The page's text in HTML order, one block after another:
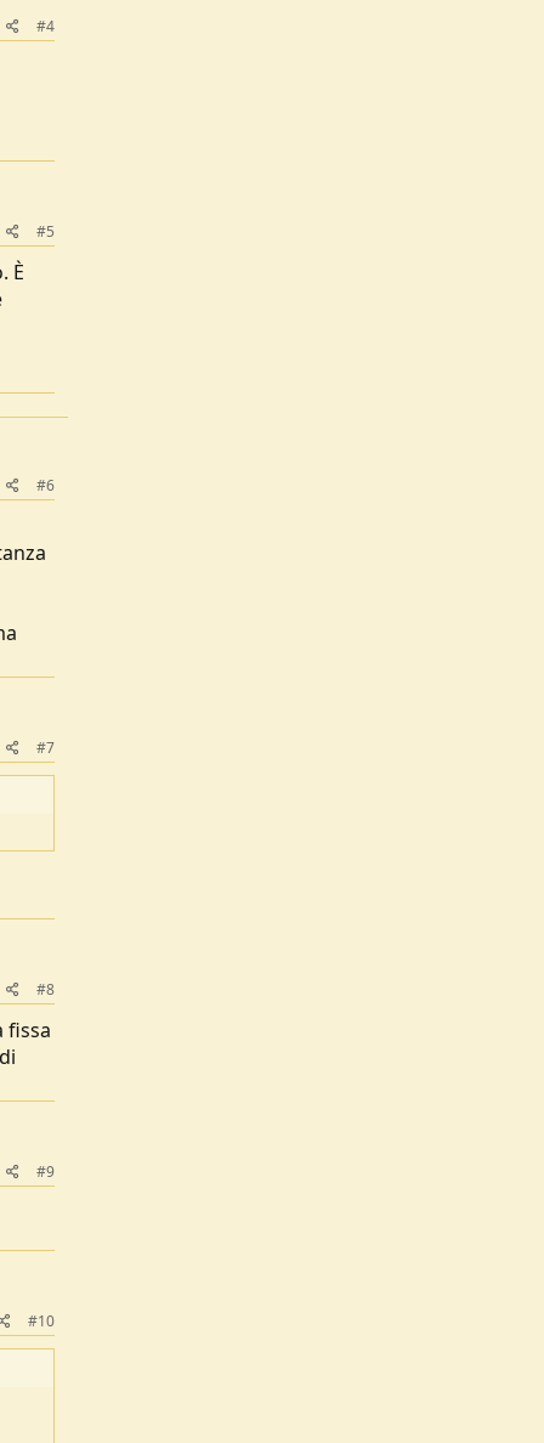
#4
#5
È
#6
#7
#8
fissa
#9
#10